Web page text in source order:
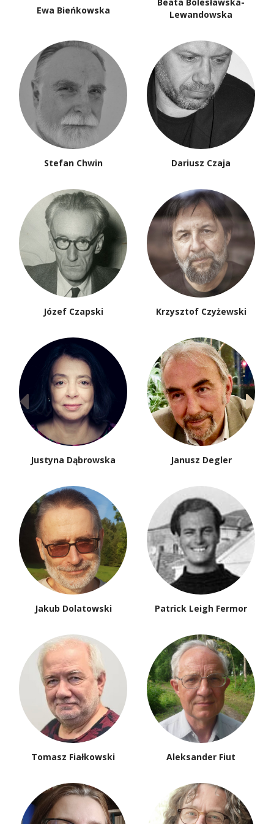
Ewa Bieńkowska
Lewandowska
Stefan Chwin Dariusz Czaja
Józef Czapski Krzysztof Czyżewski
Justyna Dąbrowska Janusz Degler
Jakub Dolatowski Patrick Leigh Fermor
Tomasz Fiałkowski Aleksander Fiut